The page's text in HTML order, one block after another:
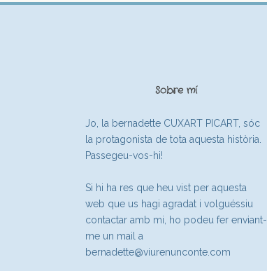
Sobre mí
Jo, la bernadette CUXART PICART, sóc
la protagonista de tota aquesta història.
Passegeu-vos-hi!
Si hi ha res que heu vist per aquesta
web que us hagi agradat i volguéssiu
contactar amb mi, ho podeu fer enviant-
me un mail a
bernadette@viurenunconte.com